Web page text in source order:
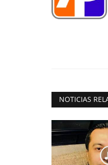
NOTICIAS